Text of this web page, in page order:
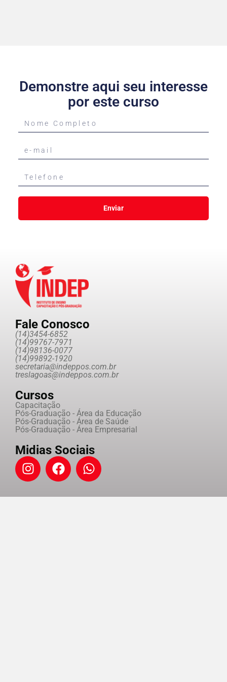
Demonstre aqui seu interesse
por este curso
Enviar
Fale Conosco
(14)3454-6852
(14)99767-7971
(14)98136-0077
(14)99892-1920
secretaria@indeppos.com.br
treslagoas@indeppos.com.br
Cursos
Capacitação
Pós-Graduação - Área da Educação
Pós-Graduação - Área de Saúde
Pós-Graduação - Área Empresarial
Midias Sociais